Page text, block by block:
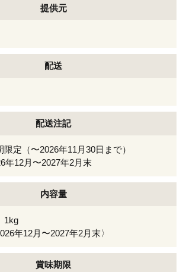
提供元
配送
配送注記
定（〜2026年11月30日まで）
年12月〜2027年2月末
内容量
1kg
年12月〜2027年2月末〉
賞味期限